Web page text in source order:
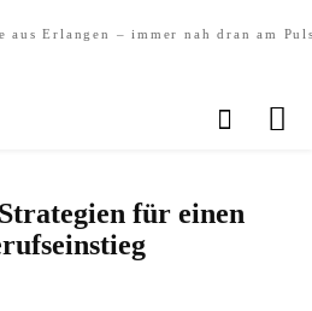
Erlangen – immer nah dran am
für einen